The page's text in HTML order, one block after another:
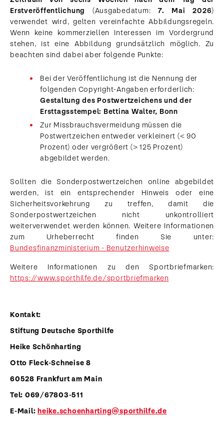
Erstveröffentlichung (Ausgabedatum: 7. Mai 2026)
verwendet wird, gelten vereinfachte Abbildungsregeln.
Wenn keine kommerziellen Interessen im Vordergrund
stehen, ist eine Abbildung grundsätzlich möglich. Zu
beachten sind dabei aber folgende Punkte:
Bei der Veröffentlichung ist die Nennung der
folgenden Copyright-Angaben erforderlich:
Gestaltung des Postwertzeichens und der
Ersttagsstempel: Bettina Walter, Bonn
Zur Missbrauchsvermeidung müssen die
Postwertzeichen entweder verkleinert (< 90
Prozent) oder vergrößert (> 125 Prozent)
abgebildet werden.
Sollten die Sonderpostwertzeichen online abgebildet
werden, ist ein entsprechender Hinweis oder eine
Sicherheitsvorkehrung zu treffen, damit die
Sonderpostwertzeichen nicht unkontrolliert
weiterverwendet werden können. Weitere Informationen
zum Urheberrecht finden Sie unter:
Bundesfinanzministerium - Benutzerhinweise
Weitere Informationen zu den Sportbriefmarken:
https://www.sporthilfe.de/sportbriefmarken
Kontakt:
Stiftung Deutsche Sporthilfe
Heike Schönharting
Otto Fleck-Schneise 8
60528 Frankfurt am Main
Tel: 069/67803-511
E-Mail: heike.schoenharting@sporthilfe.de
Im Gespräch: Dr.
Christiane
Sport und
Ehrenamt, und
Sporthilfe-Vorstand
Max Hartung. ©dpa
picture alliance für
Sporthilfe
Download